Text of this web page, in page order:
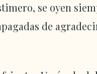
se oyen
de